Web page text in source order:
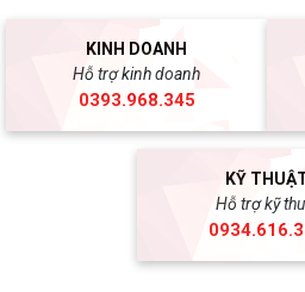
KINH DOANH
Hỗ trợ kinh doanh
0393.968.345
KỸ
Hỗ trợ kỹ